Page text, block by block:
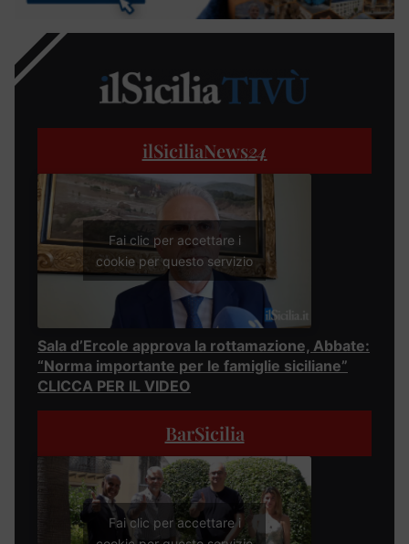
ilSiciliaNews24
Fai clic per accettare i
cookie per questo servizio
Sala d’Ercole approva la rottamazione, Abbate:
“Norma importante per le famiglie siciliane”
CLICCA PER IL VIDEO
BarSicilia
Fai clic per accettare i